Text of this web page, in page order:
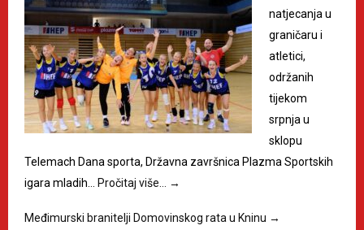
natjecanja u
graničaru i
atletici,
održanih
tijekom
srpnja u
sklopu
Telemach Dana sporta, Državna završnica Plazma Sportskih
igara mladih…
Pročitaj više… →
Međimurski branitelji Domovinskog rata u Kninu →